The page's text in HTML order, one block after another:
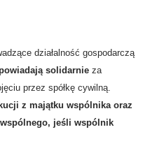
działalność gospodarczą
solidarnie za
przez spółkę cywilną.
z majątku wspólnikaoraz
jeśli wspólnik